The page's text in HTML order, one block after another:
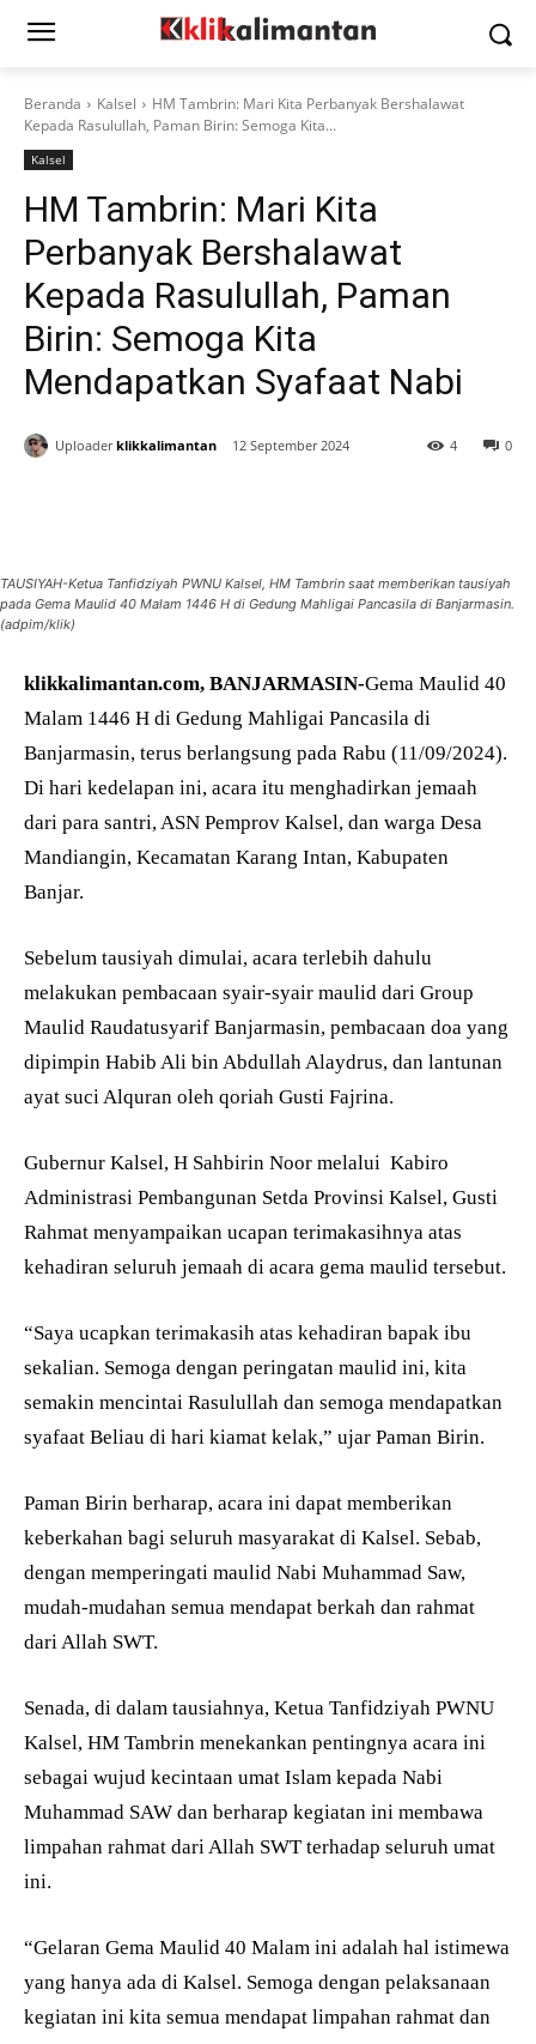
Beranda Kalsel
HM Tambrin: Mari Kita Perbanyak Bershalawat
Kepada Rasulullah, Paman Birin: Semoga Kita...
Kalsel
HM Tambrin: Mari Kita
Perbanyak Bershalawat
Kepada Rasulullah, Paman
Birin: Semoga Kita
Mendapatkan Syafaat Nabi
Uploader klikkalimantan 12 September 2024 0
4
TAUSIYAH-Ketua Tanfidziyah PWNU Kalsel, HM Tambrin saat memberikan tausiyah
pada Gema Maulid 40 Malam 1446 H di Gedung Mahligai Pancasila di Banjarmasin.
(adpim/klik)
klikkalimantan.com, BANJARMASIN-Gema Maulid 40
Malam 1446 H di Gedung Mahligai Pancasila di
Banjarmasin, terus berlangsung pada Rabu (11/09/2024).
Di hari kedelapan ini, acara itu menghadirkan jemaah
dari para santri, ASN Pemprov Kalsel, dan warga Desa
Mandiangin, Kecamatan Karang Intan, Kabupaten
Banjar.
Sebelum tausiyah dimulai, acara terlebih dahulu
melakukan pembacaan syair-syair maulid dari Group
Maulid Raudatusyarif Banjarmasin, pembacaan doa yang
dipimpin Habib Ali bin Abdullah Alaydrus, dan lantunan
ayat suci Alquran oleh qoriah Gusti Fajrina.
Gubernur Kalsel, H Sahbirin Noor melalui Kabiro
Administrasi Pembangunan Setda Provinsi Kalsel, Gusti
Rahmat menyampaikan ucapan terimakasihnya atas
kehadiran seluruh jemaah di acara gema maulid tersebut.
“Saya ucapkan terimakasih atas kehadiran bapak ibu
sekalian. Semoga dengan peringatan maulid ini, kita
semakin mencintai Rasulullah dan semoga mendapatkan
syafaat Beliau di hari kiamat kelak,” ujar Paman Birin.
Paman Birin berharap, acara ini dapat memberikan
keberkahan bagi seluruh masyarakat di Kalsel. Sebab,
dengan memperingati maulid Nabi Muhammad Saw,
mudah-mudahan semua mendapat berkah dan rahmat
dari Allah SWT.
Senada, di dalam tausiahnya, Ketua Tanfidziyah PWNU
Kalsel, HM Tambrin menekankan pentingnya acara ini
sebagai wujud kecintaan umat Islam kepada Nabi
Muhammad SAW dan berharap kegiatan ini membawa
limpahan rahmat dari Allah SWT terhadap seluruh umat
ini.
“Gelaran Gema Maulid 40 Malam ini adalah hal istimewa
yang hanya ada di Kalsel. Semoga dengan pelaksanaan
kegiatan ini kita semua mendapat limpahan rahmat dan